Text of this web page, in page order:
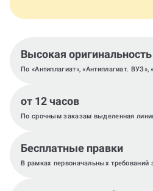
Высокая оригинальность
По «Антиплагиат», «Антиплагиат. ВУЗ»,
от 12 часов
По срочным заказам выделенная
Бесплатные правки
В рамках первоначальных требований